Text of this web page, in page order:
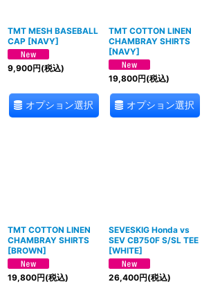
TMT MESH BASEBALL
CAP [NAVY]
9,900円(税込)
オプション選択
TMT COTTON LINEN
CHAMBRAY SHIRTS
[NAVY]
19,800円(税込)
オプション選択
TMT COTTON LINEN
CHAMBRAY SHIRTS
[BROWN]
19,800円(税込)
SEVESKIG Honda vs
SEV CB750F S/SL TEE
[WHITE]
26,400円(税込)